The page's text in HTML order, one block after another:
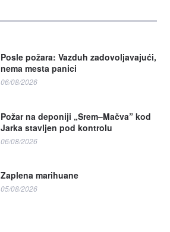
Posle požara: Vazduh zadovoljavajući,
nema mesta panici
06/08/2026
Požar na deponiji „Srem–Mačva” kod
Jarka stavljen pod kontrolu
06/08/2026
Zaplena marihuane
05/08/2026